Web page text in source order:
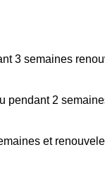
3 semaines
pendant 2
et